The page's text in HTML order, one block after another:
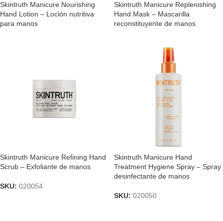
Skintruth Manicure Nourishing
Hand Lotion – Loción nutritiva
para manos
Skintruth Manicure Replenishing
Hand Mask – Mascarilla
reconstituyente de manos
Skintruth Manicure Refining Hand
Scrub – Exfoliante de manos
SKU: 020054
Skintruth Manicure Hand
Treatment Hygiene Spray – Spray
desinfectante de manos
SKU: 020050